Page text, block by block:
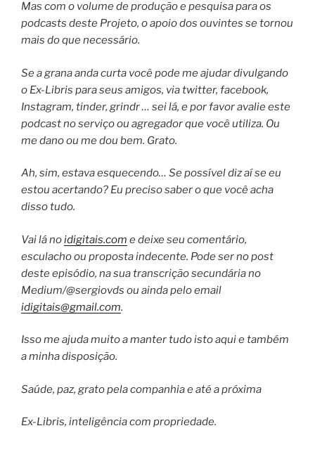
Mas com o volume de produção e pesquisa para os
podcasts deste Projeto, o apoio dos ouvintes se tornou
mais do que necessário.
Se a grana anda curta você pode me ajudar divulgando
o Ex-Libris para seus amigos, via twitter, facebook,
Instagram, tinder, grindr … sei lá, e por favor avalie este
podcast no serviço ou agregador que você utiliza. Ou
me dano ou me dou bem. Grato.
Ah, sim, estava esquecendo… Se possível diz aí se eu
estou acertando? Eu preciso saber o que você acha
disso tudo.
Vai lá noidigitais.com e deixe seu comentário,
esculacho ou proposta indecente. Pode ser no post
deste episódio, na sua transcrição secundária no
Medium/@sergiovds ou ainda pelo email
idigitais@gmail.com.
Isso me ajuda muito a manter tudo isto aqui e também
a minha disposição.
Saúde, paz, grato pela companhia e até a próxima
Ex-Libris, inteligência com propriedade.